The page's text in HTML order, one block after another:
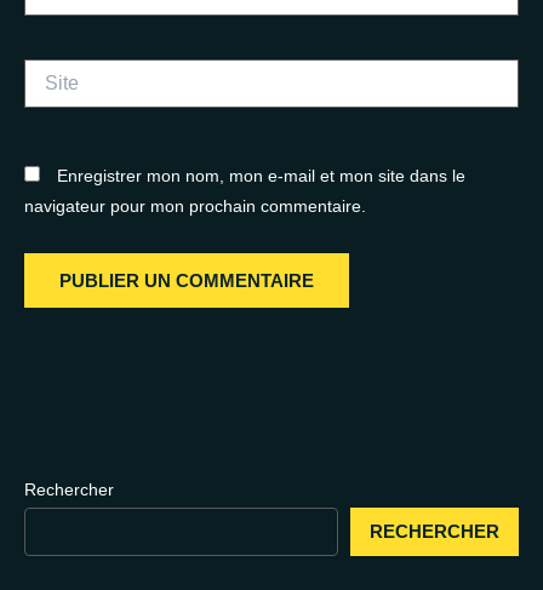
Enregistrer mon nom, mon e-mail et mon site dans le
navigateur pour mon prochain commentaire.
Rechercher
RECHERCHER